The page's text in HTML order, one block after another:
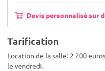
Devis personnalisé sur
Tarification
Location de la salle: 2 200
le vendredi.